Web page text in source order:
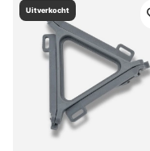
Uitverkocht